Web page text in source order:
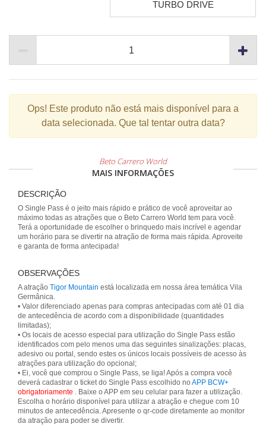
TURBO DRIVE
Ops! Este produto não está mais disponível para a
data selecionada. Que tal tentar outra data?
Beto Carrero World
MAIS INFORMAÇÕES
DESCRIÇÃO
O Single Pass é o jeito mais rápido e prático de você aproveitar ao
máximo todas as atrações que o Beto Carrero World tem para você.
Terá a oportunidade de escolher o brinquedo mais incrível e agendar
um horário para se divertir na atração de forma mais rápida. Aproveite
e garanta de forma antecipada!
OBSERVAÇÕES
A atração Tigor Mountain está localizada em nossa área temática Vila
Germânica.
• Valor diferenciado apenas para compras antecipadas com até 01 dia
de antecedência de acordo com a disponibilidade (quantidades
limitadas);
• Os locais de acesso especial para utilização do Single Pass estão
identificados com pelo menos uma das seguintes sinalizações: placas,
adesivo ou portal, sendo estes os únicos locais possíveis de acesso às
atrações para utilização do opcional;
• Ei, você que comprou o Single Pass, se liga! Após a compra você
deverá cadastrar o ticket do Single Pass escolhido no APP BCW+
obrigatoriamente . Baixe o APP em seu celular para fazer a utilização.
Escolha o horário disponível para utilizar a atração e chegue com 10
minutos de antecedência. Apresente o qr-code diretamente ao monitor
da atração para poder se divertir.